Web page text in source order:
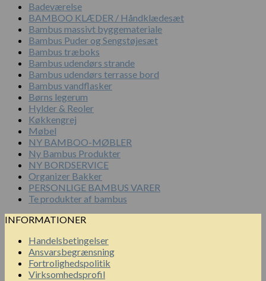
Badeværelse
BAMBOO KLÆDER / Håndklædesæt
Bambus massivt byggemateriale
Bambus Puder og Sengstøjesæt
Bambus træboks
Bambus udendørs strande
Bambus udendørs terrasse bord
Bambus vandflasker
Børns legerum
Hylder & Reoler
Køkkengrej
Møbel
NY BAMBOO-MØBLER
Ny Bambus Produkter
NY BORDSERVICE
Organizer Bakker
PERSONLIGE BAMBUS VARER
Te produkter af bambus
INFORMATIONER
Handelsbetingelser
Ansvarsbegrænsning
Fortrolighedspolitik
Virksomhedsprofil